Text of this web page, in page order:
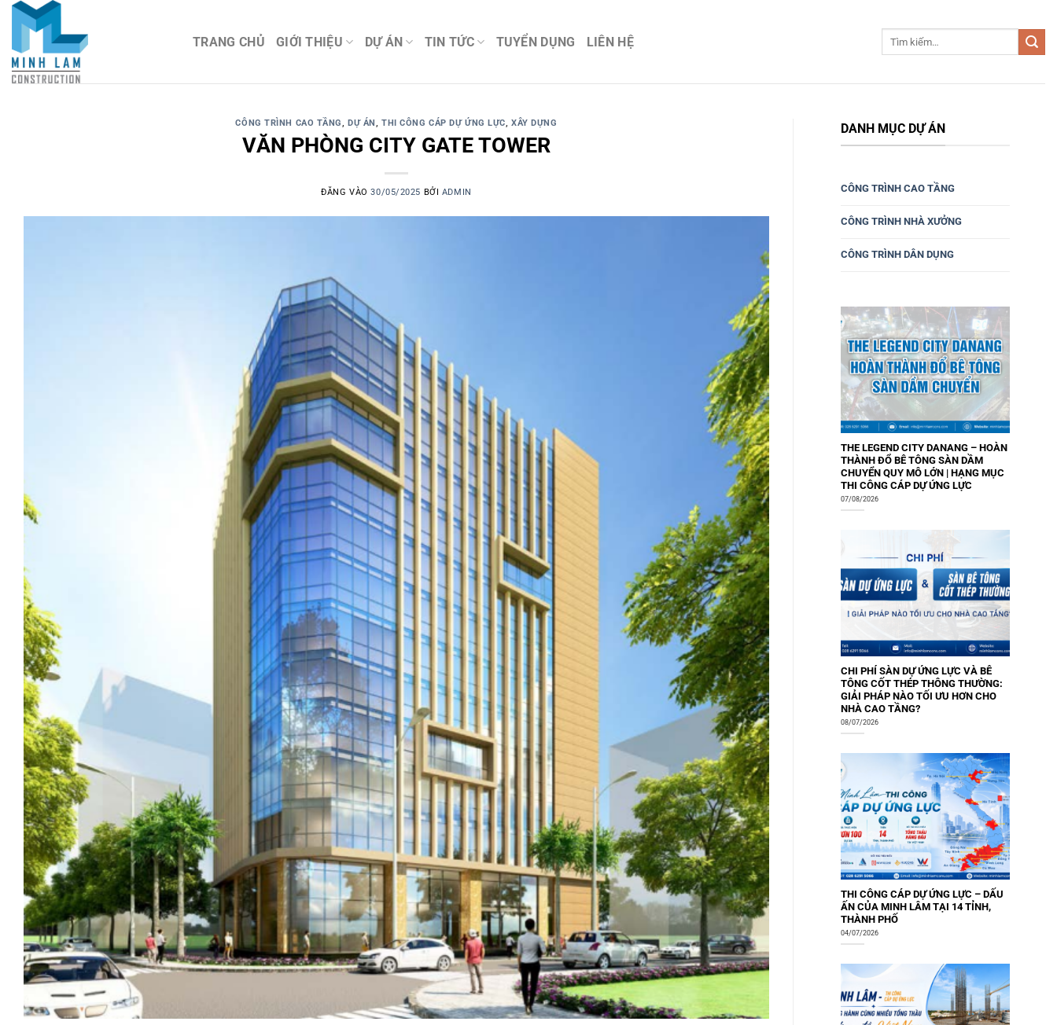
TRANG CHỦ GIỚI THIỆU DỰ ÁN TIN TỨC TUYỂN DỤNG LIÊN HỆ
CÔNG TRÌNH CAO TẦNG,DỰ ÁN,THI CÔNG CÁP DỰ ỨNG LỰC,XÂY DỰNG
VĂN PHÒNG CITY GATE TOWER
ĐĂNG VÀO30/05/2025 BỞI ADMIN
DANH MỤC DỰ ÁN
CÔNG TRÌNH CAO TẦNG
CÔNG TRÌNH NHÀ XƯỞNG
CÔNG TRÌNH DÂN DỤNG
THE LEGEND CITY DANANG – HOÀN
THÀNH ĐỔ BÊ TÔNG SÀN DẦM
CHUYỂN QUY MÔ LỚN | HẠNG MỤC
THI CÔNG CÁP DỰ ỨNG LỰC
07/08/2026
CHI PHÍ SÀN DỰ ỨNG LỰC VÀ BÊ
TÔNG CỐT THÉP THÔNG THƯỜNG:
GIẢI PHÁP NÀO TỐI ƯU HƠN CHO
NHÀ CAO TẦNG?
08/07/2026
THI CÔNG CÁP DỰ ỨNG LỰC – DẤU
ẤN CỦA MINH LÂM TẠI 14 TỈNH,
THÀNH PHỐ
04/07/2026